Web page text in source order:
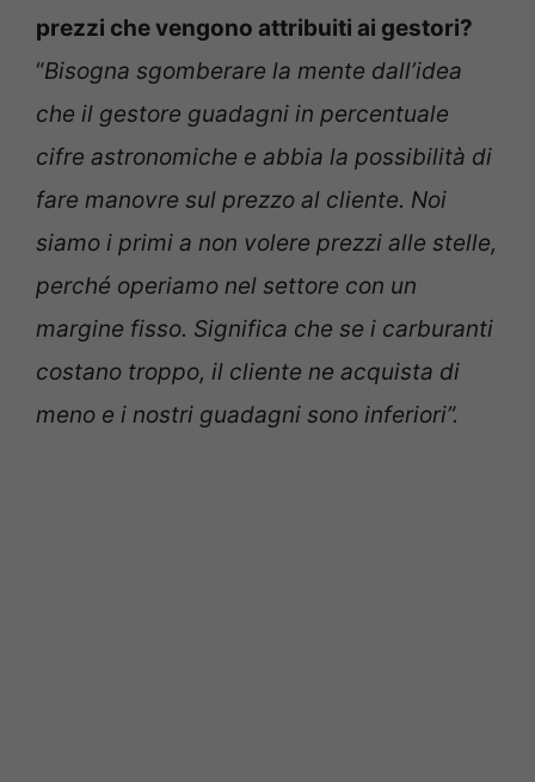
prezzi che vengono attribuiti ai gestori?
“Bisogna sgomberare la mente dall’idea
che il gestore guadagni in percentuale
cifre astronomiche e abbia la possibilità di
fare manovre sul prezzo al cliente. Noi
siamo i primi a non volere prezzi alle stelle,
perché operiamo nel settore con un
margine fisso. Significa che se i carburanti
costano troppo, il cliente ne acquista di
meno e i nostri guadagni sono inferiori”.